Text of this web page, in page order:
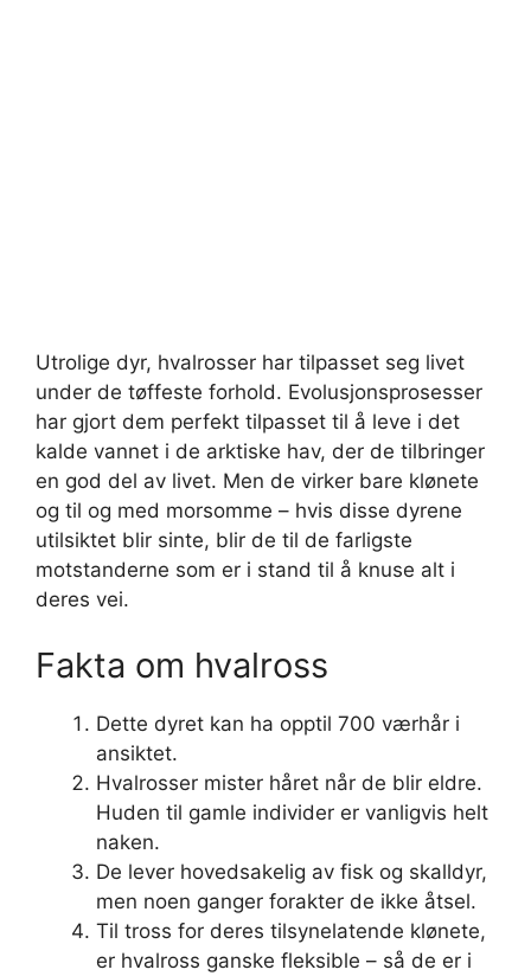
Utrolige dyr, hvalrosser har tilpasset seg livet
under de tøffeste forhold. Evolusjonsprosesser
har gjort dem perfekt tilpasset til å leve i det
kalde vannet i de arktiske hav, der de tilbringer
en god del av livet. Men de virker bare klønete
og til og med morsomme – hvis disse dyrene
utilsiktet blir sinte, blir de til de farligste
motstanderne som er i stand til å knuse alt i
deres vei.
Fakta om hvalross
Dette dyret kan ha opptil 700 værhår i
ansiktet.
Hvalrosser mister håret når de blir eldre.
Huden til gamle individer er vanligvis helt
naken.
De lever hovedsakelig av fisk og skalldyr,
men noen ganger forakter de ikke åtsel.
Til tross for deres tilsynelatende klønete,
er hvalross ganske fleksible – så de er i